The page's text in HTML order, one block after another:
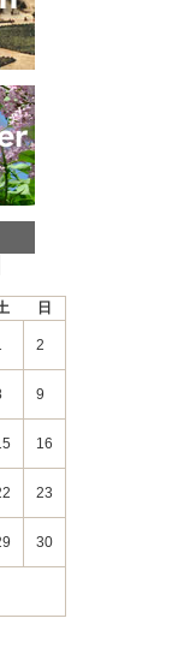
日
2
9
16
23
30